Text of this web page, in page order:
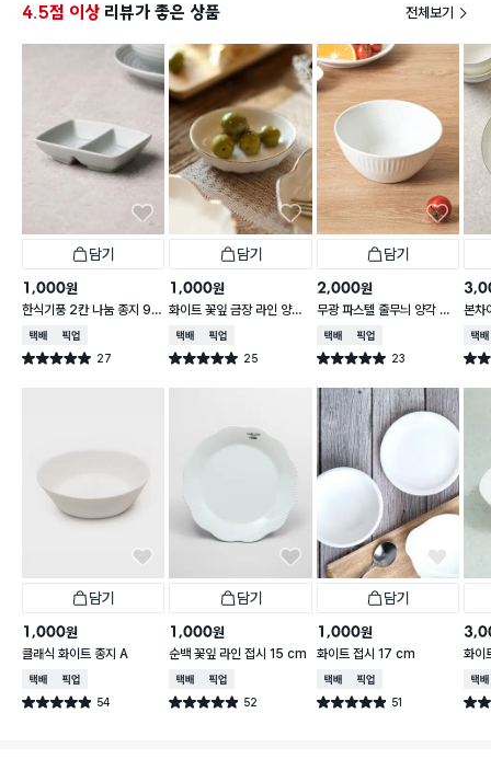
4.5점 이상 리뷰가 좋은 상품 전체보기
담기
1,000원
한식기풍 2칸 나눔 종지 9 c
m
택배배송매장픽업
별점 5.0점 27
건 작성
담기
1,000원
화이트 꽃잎 금장 라인 양각
종지 10 cm
택배배송매장픽업
별점 5.0점 25
건 작성
담기
2,000원
무광 파스텔 줄무늬 양각 대
접 13 cm
택배배송매장픽업
별점 5.0점 23
건 작성
본차
접
택배
별점
담기
1,000원
클래식 화이트 종지 A
택배배송매장픽업
별점 4.9점 54
건 작성
담기
1,000원
순백 꽃잎 라인 접시 15 cm
택배배송매장픽업
별점 4.9점 52
건 작성
담기
1,000원
화이트 접시 17 cm
택배배송매장픽업
별점 4.9점 51
건 작성
화이
택배
별점